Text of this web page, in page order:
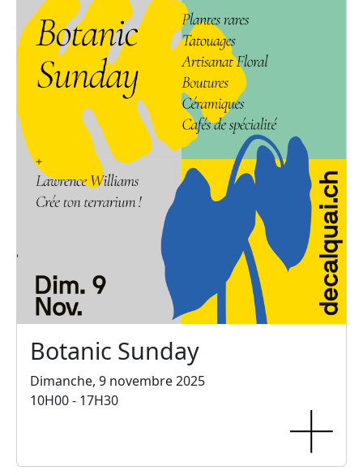
Botanic Sunday
Dimanche, 9 novembre 2025
10H00 - 17H30